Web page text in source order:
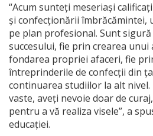
“Acum sunteți meseriași
și confecționării îmbrăcămintei,
pe plan profesional. Sunt sigură
succesului, fie prin crearea unui
fondarea propriei afaceri, fie
întreprinderile de confecții din
continuarea studiilor la alt
vaste, aveți nevoie doar de
pentru a vă realiza visele”, a
educației.